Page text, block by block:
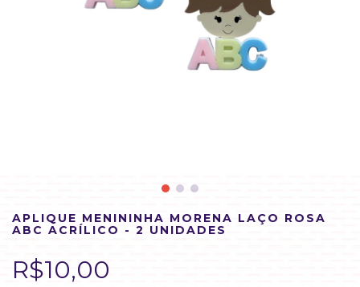
APLIQUE MENININHA MORENA LAÇO ROSA
ABC ACRÍLICO - 2 UNIDADES
R$10,00